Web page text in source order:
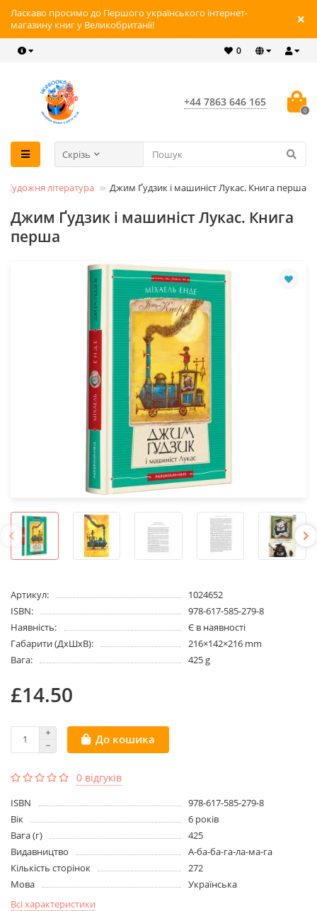
Ласкаво просимо до Першого українського інтернет-
магазину книг у Великобританії!
0
+44 7863 646 165
0
Скрізь
Художня література Джим Ґудзик і машиніст Лукас. Книга перша
Джим Ґудзик і машиніст Лукас. Книга
перша
Артикул:
1024652
ISBN:
978-617-585-279-8
Наявність:
Є в наявності
Габарити (ДхШхВ):
216×142×216 mm
Вага:
425 g
£14.50
До кошика
0 відгуків
ISBN
978-617-585-279-8
Вік
6 років
Вага (г)
425
Видавництво
А-ба-ба-га-ла-ма-га
Кількість сторінок
272
Мова
Українська
Всі характеристики